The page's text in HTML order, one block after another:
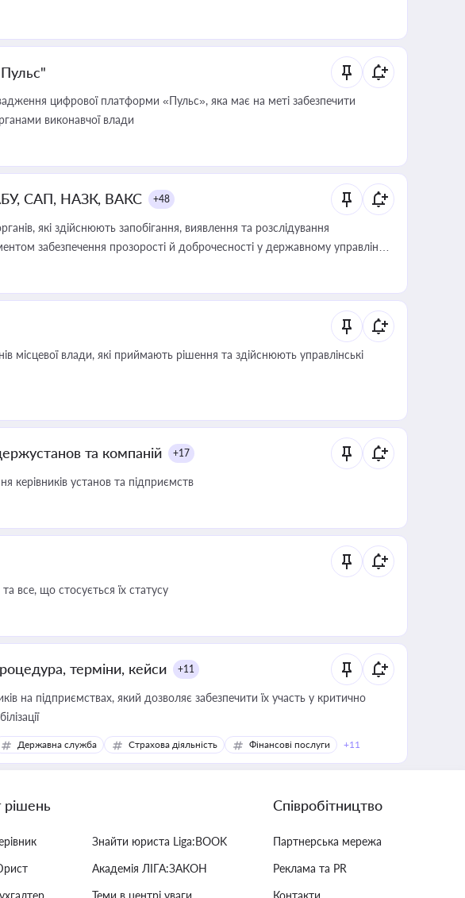
цифрової платформи «Пульс», яка має на меті забезпечити
виконавчої влади
САП, НАЗК, ВАКС +48
які здійснюють запобігання, виявлення та розслідування
забезпечення прозорості й доброчесності у державному управлінні
місцевої влади, які приймають рішення та здійснюють управлінські
та компаній +17
керівників установ та підприємств
все, що стосується їх статусу
терміни, кейси +11
на підприємствах, який дозволяє забезпечити їх участь у критично
Державна служба Страхова діяльність Фінансові послуги +11
рішень
Знайти юриста Liga:BOOK
Академія ЛІГА:ЗАКОН
Теми в центрі уваги
Співробітництво
Партнерська мережа
Реклама та PR
Контакти